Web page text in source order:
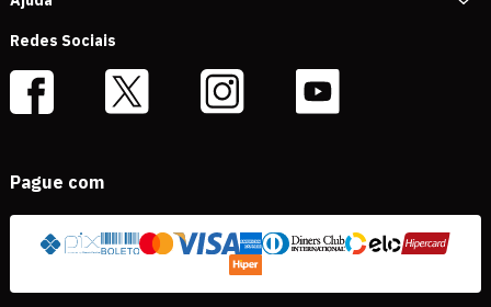
Redes Sociais
Pague com